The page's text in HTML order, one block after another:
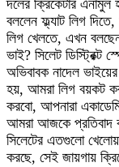
দলের ক্রিকেটার
বললেন ফ্ল্যাট লিগ
লিগ খেলতে, এখন বলছেন
ভাই? সিলেট ডিস্ট্রিক্ট
অভিবাবক নাদেল
হয়, আমরা লিগ বয়কট
করবো, আপনারা
আমরা আজকে প্রতিবাদ
সিলেটের এতগুলো
করছে, সেই জায়গায়